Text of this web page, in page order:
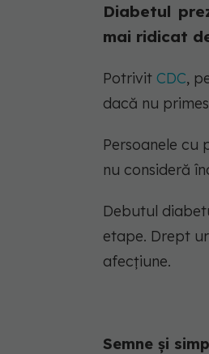
Diabetul
mai ridicat
Potrivit CDC,
dacă nu
Persoanele cu
nu consideră
Debutul
etape. Drept
afecțiune.
Semne și